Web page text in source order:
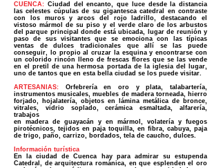
CUENCA: Ciudad del encanto, que luce desde la distancia
las celestes cúpulas de su gigantesca catedral en contraste
con los muros y arcos del rojo ladrillo, destacando el
vistoso mármol de su piso y el verde claro de los arbustos
del parque principal donde está ubicada, lugar de reunión y
paso de sus visitantes que se emociona con las típicas
ventas de dulces tradicionales que allí se las puede
conseguir, lo propio al cruzar la esquina y encontrarse con
un colorido rincón lleno de frescas flores que se las vende
en el pretil de una hermosa portada de la iglesia del lugar,
uno de tantos que en esta bella ciudad se los puede visitar.
ARTESANIAS: Orfebrería en oro y plata, talabartería,
instrumentos musicales, muebles de madera torneada, hierro
forjado, hojalatería, objetos en lámina metálica de bronce,
vitrales, vidrio soplado, cerámica esmaltada, alfarería,
trabajos
en madera de guayacán y en mármol, volatería y fuegos
pirotécnicos, tejidos en paja toquilla, en fibra, cabuya, paja
de trigo, paño, carrizo, bordados, tela de caucho, dulces.
Información turística
En la ciudad de Cuenca hay para admirar su estupenda
Catedral, de arquitectura románica, en que esplenden el oro